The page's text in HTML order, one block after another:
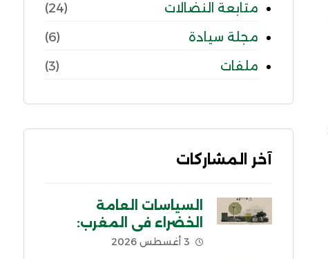
متابعة النضالات
(24)
مجلة سيادة
(6)
ملفات
(3)
آخر المشاركات
السياسات العامة
الخضراء في المغرب:
السياق والمحاور الرئيسية
3 أغسطس 2026